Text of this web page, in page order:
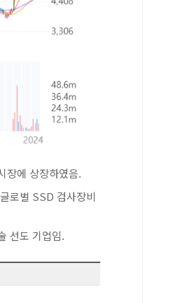
장에 상장하였음.
로벌 SSD 검사장비
선도 기업임.